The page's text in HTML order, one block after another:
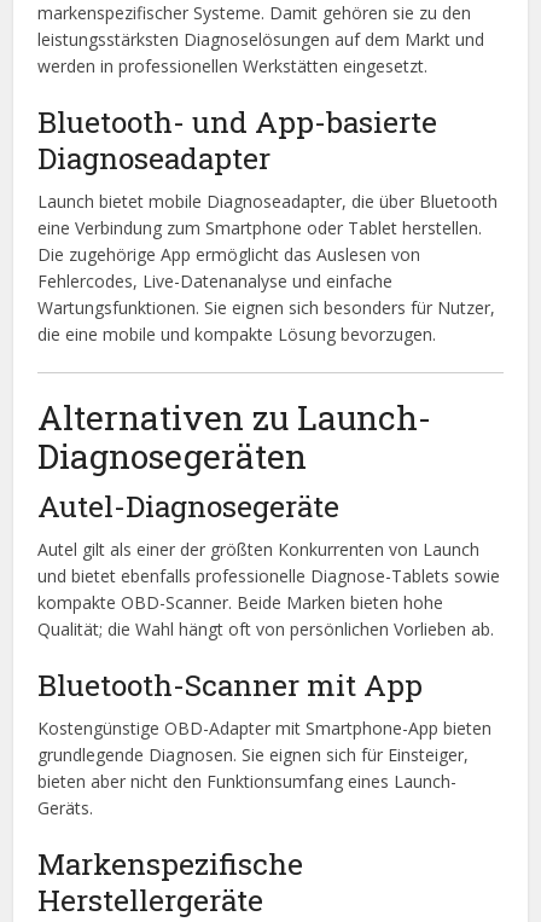
markenspezifischer Systeme. Damit gehören sie zu den
leistungsstärksten Diagnoselösungen auf dem Markt und
werden in professionellen Werkstätten eingesetzt.
Bluetooth- und App-basierte
Diagnoseadapter
Launch bietet mobile Diagnoseadapter, die über Bluetooth
eine Verbindung zum Smartphone oder Tablet herstellen.
Die zugehörige App ermöglicht das Auslesen von
Fehlercodes, Live-Datenanalyse und einfache
Wartungsfunktionen. Sie eignen sich besonders für Nutzer,
die eine mobile und kompakte Lösung bevorzugen.
Alternativen zu Launch-
Diagnosegeräten
Autel-Diagnosegeräte
Autel gilt als einer der größten Konkurrenten von Launch
und bietet ebenfalls professionelle Diagnose-Tablets sowie
kompakte OBD-Scanner. Beide Marken bieten hohe
Qualität; die Wahl hängt oft von persönlichen Vorlieben ab.
Bluetooth-Scanner mit App
Kostengünstige OBD-Adapter mit Smartphone-App bieten
grundlegende Diagnosen. Sie eignen sich für Einsteiger,
bieten aber nicht den Funktionsumfang eines Launch-
Geräts.
Markenspezifische
Herstellergeräte